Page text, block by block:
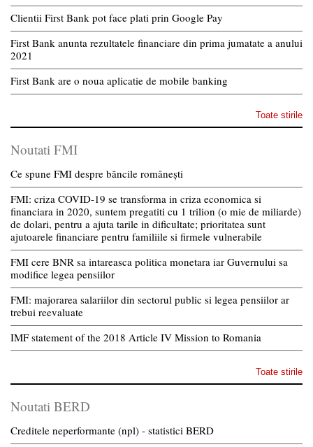
Clientii First Bank pot face plati prin Google Pay
First Bank anunta rezultatele financiare din prima jumatate a anului
2021
First Bank are o noua aplicatie de mobile banking
Toate stirile
Noutati FMI
Ce spune FMI despre băncile românești
FMI: criza COVID-19 se transforma in criza economica si
financiara in 2020, suntem pregatiti cu 1 trilion (o mie de miliarde)
de dolari, pentru a ajuta tarile in dificultate; prioritatea sunt
ajutoarele financiare pentru familiile si firmele vulnerabile
FMI cere BNR sa intareasca politica monetara iar Guvernului sa
modifice legea pensiilor
FMI: majorarea salariilor din sectorul public si legea pensiilor ar
trebui reevaluate
IMF statement of the 2018 Article IV Mission to Romania
Toate stirile
Noutati BERD
Creditele neperformante (npl) - statistici BERD